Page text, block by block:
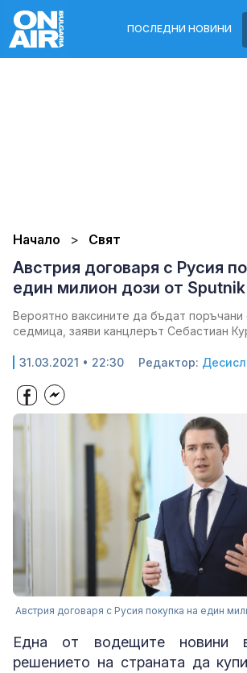
ПОСЛЕДНИ НОВИНИ
Начало Свят
Австрия договаря с Русия
един милион дози от
Вероятно ваксините да бъдат
седмица, заяви канцлерът Себастиан
31.03.2021 • 22:30 Редактор:
Австрия договаря с Русия покупка на един
Една от водещите новини
решението на страната да